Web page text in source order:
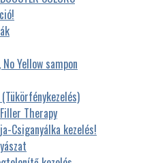
Yellow sampon
Therapy
Csiganyálka kezelés!